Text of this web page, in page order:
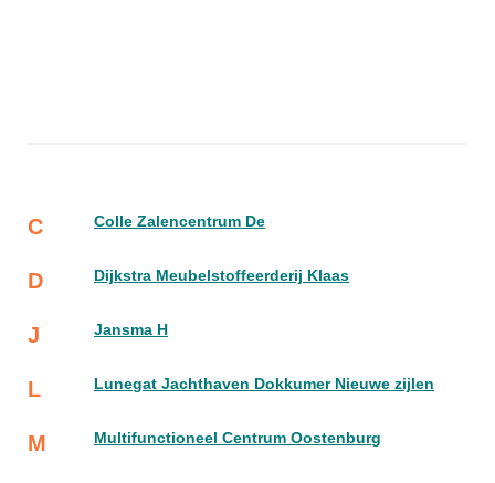
C Colle Zalencentrum De
D Dijkstra Meubelstoffeerderij Klaas
J Jansma H
L Lunegat Jachthaven Dokkumer Nieuwe zijlen
M Multifunctioneel Centrum Oostenburg